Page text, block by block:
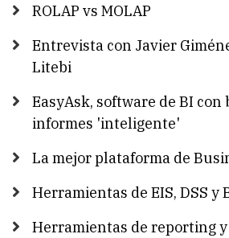
ROLAP vs MOLAP
Entrevista con Javier
Litebi
EasyAsk, software de BI con
informes 'inteligente'
La mejor plataforma de
Herramientas de EIS, DSS y
Herramientas de reporting